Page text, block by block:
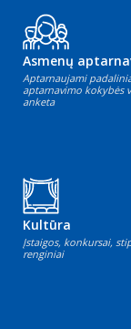
Asmenų
Aptarnaujami
aptarnavimo kokybės
anketa
Kultūra
Įstaigos, konkursai,
renginiai